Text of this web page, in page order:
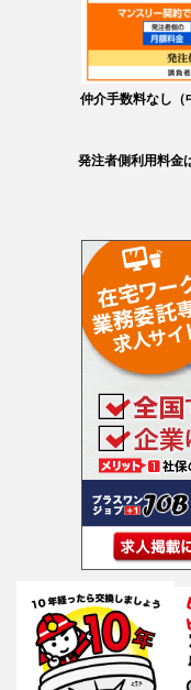
仲介手数料なし（
発注者側利用料金